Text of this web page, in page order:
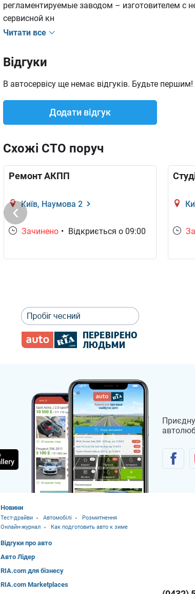
регламентируемые заводом – изготовителем с
сервисной кн
Читати все
Відгуки
В автосервісу ще немає відгуків. Будьте першим!
Додати відгук
Схожі СТО поруч
Ремонт АКПП
Київ, Наумова 2
Зачинено • Відкриється о 09:00
Новини
Тест-драйви Автомобілі
Розмитнення
Онлайн-журнал
Как подготовить авто к зиме
Відгуки про авто
Авто Лідер
RIA.com для бізнесу
RIA.com Marketplaces